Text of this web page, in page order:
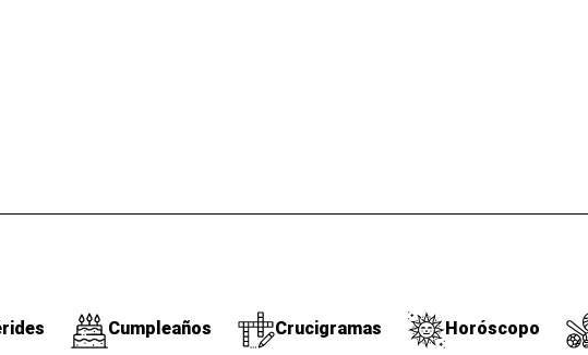
Cumpleaños Crucigramas Horóscopo